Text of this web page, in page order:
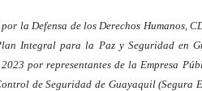
la Defensa de los Derechos Humanos,
Integral para la Paz y Seguridad en
por representantes de la Empresa
de Seguridad de Guayaquil (Segura